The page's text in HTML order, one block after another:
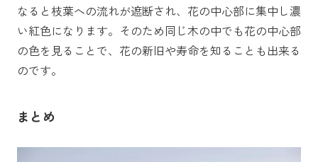
なると枝葉への流れが遮断され、花の中心部に集中し濃
い紅色になります。そのため同じ木の中でも花の中心部
の色を見ることで、花の新旧や寿命を知ることも出来る
のです。
まとめ